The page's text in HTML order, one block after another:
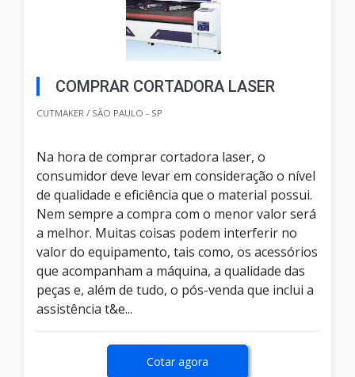
COMPRAR CORTADORA LASER
CUTMAKER / SÃO PAULO - SP
Na hora de comprar cortadora laser, o
consumidor deve levar em consideração o nível
de qualidade e eficiência que o material possui.
Nem sempre a compra com o menor valor será
a melhor. Muitas coisas podem interferir no
valor do equipamento, tais como, os acessórios
que acompanham a máquina, a qualidade das
peças e, além de tudo, o pós-venda que inclui a
assistência t&e...
Cotar agora